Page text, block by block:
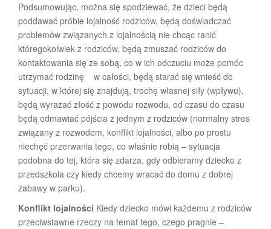
Podsumowując, można się spodziewać, że dzieci będą
poddawać próbie lojalność rodziców, będą doświadczać
problemów związanych z lojalnością nie chcąc ranić
któregokolwiek z rodziców, będą zmuszać rodziców do
kontaktowania się ze sobą, co w ich odczuciu może pomóc
utrzymać rodzinę w całości, będą starać się wnieść do
sytuacji, w której się znajdują, trochę własnej siły (wpływu),
będą wyrażać złość z powodu rozwodu, od czasu do czasu
będą odmawiać pójścia z jednym z rodziców (normalny stres
związany z rozwodem, konflikt lojalności, albo po prostu
niechęć przerwania tego, co właśnie robią – sytuacja
podobna do tej, która się zdarza, gdy odbieramy dziecko z
przedszkola czy kiedy chcemy wracać do domu z dobrej
zabawy w parku).
Konflikt lojalności Kiedy dziecko mówi każdemu z rodziców
przeciwstawne rzeczy na temat tego, czego pragnie –